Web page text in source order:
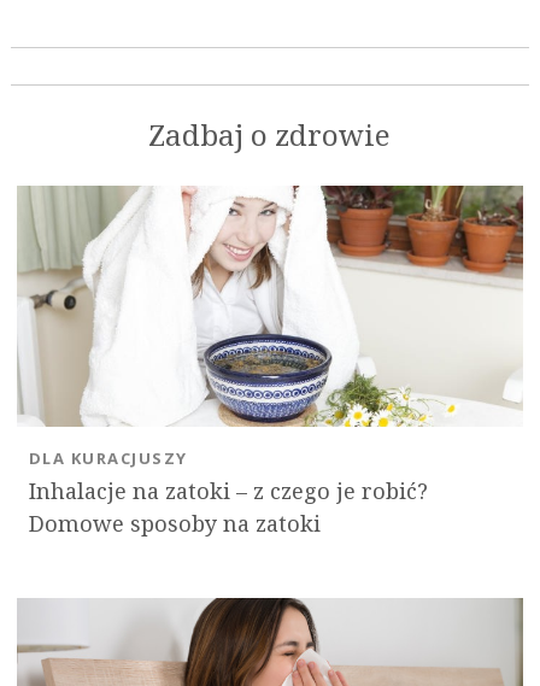
Zadbaj o zdrowie
Inhalacje na zatoki – z czego je robić?
Domowe sposoby na zatoki
DLA KURACJUSZY